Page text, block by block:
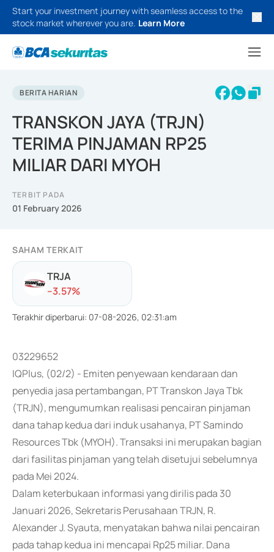
Start your investment journey with seamless access to the
stock market wherever you are. Learn More
BERITA HARIAN
TRANSKON JAYA (TRJN)
TERIMA PINJAMAN RP25
MILIAR DARI MYOH
TERBIT PADA
01 February 2026
SAHAM TERKAIT
TRJA
--3.57%
Terakhir diperbarui: 07-08-2026, 02:31:am
03229652
IQPlus, (02/2) - Emiten penyewaan kendaraan dan
penyedia jasa pertambangan, PT Transkon Jaya Tbk
(TRJN), mengumumkan realisasi pencairan pinjaman
dana tahap kedua dari induk usahanya, PT Samindo
Resources Tbk (MYOH). Transaksi ini merupakan bagian
dari fasilitas pinjaman yang telah disetujui sebelumnya
pada Mei 2024.
Dalam keterbukaan informasi yang dirilis pada 30
Januari 2026, Sekretaris Perusahaan TRJN, R.
Alexander J. Syauta, menyatakan bahwa nilai pencairan
pada tahap kedua ini mencapai Rp25 miliar. Dana